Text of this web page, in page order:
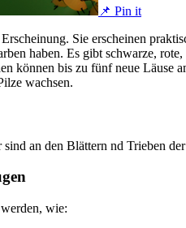
📌 Pin it
Sie erscheinen
haben. Es gibt schwarze,
können bis zu fünf neue Läuse
wachsen.
an den Blättern nd Trieben
wie: